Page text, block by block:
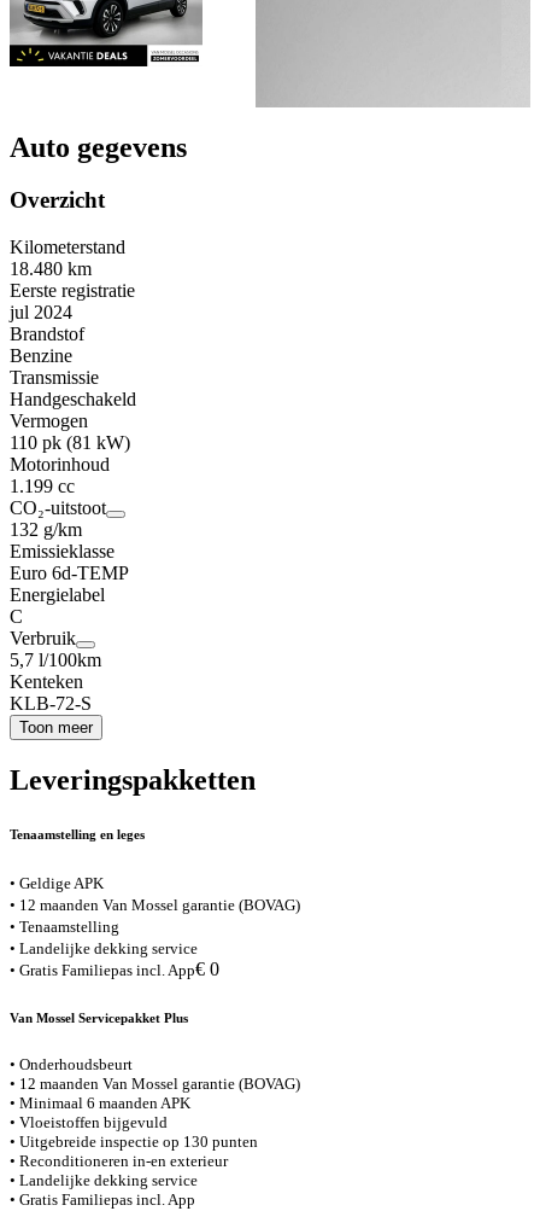
Auto gegevens
Overzicht
Kilometerstand
18.480 km
Eerste registratie
jul 2024
Brandstof
Benzine
Transmissie
Handgeschakeld
Vermogen
110 pk (81 kW)
Motorinhoud
1.199 cc
CO₂-uitstoot
132 g/km
Emissieklasse
Euro 6d-TEMP
Energielabel
C
Verbruik
5,7 l/100km
Kenteken
KLB-72-S
Toon meer
Leveringspakketten
Tenaamstelling en leges
• Geldige APK
• 12 maanden Van Mossel garantie (BOVAG)
• Tenaamstelling
• Landelijke dekking service
• Gratis Familiepas incl. App€ 0
Van Mossel Servicepakket Plus
• Onderhoudsbeurt
• 12 maanden Van Mossel garantie (BOVAG)
• Minimaal 6 maanden APK
• Vloeistoffen bijgevuld
• Uitgebreide inspectie op 130 punten
• Reconditioneren in-en exterieur
• Landelijke dekking service
• Gratis Familiepas incl. App